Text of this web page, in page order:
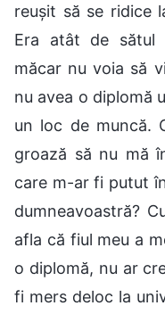
reușit să se ridice
Era atât de sătul
măcar nu voia să
nu avea o diplomă
un loc de muncă.
groază să nu mă
care m-ar fi putut
dumneavoastră?
afla că fiul meu a
o diplomă, nu ar
fi mers deloc la